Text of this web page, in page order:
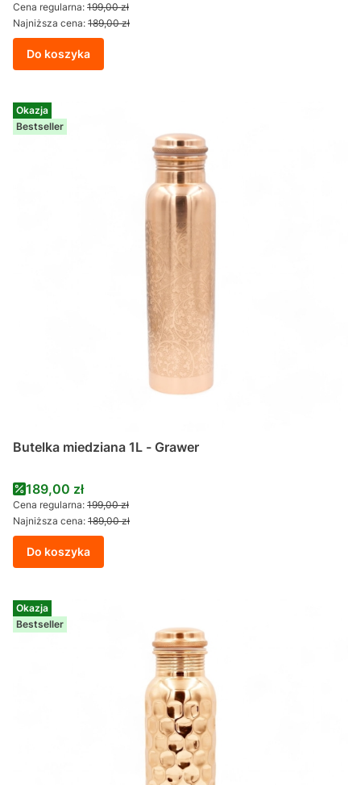
Cena regularna: 199,00 zł
Najniższa cena: 189,00 zł
Do koszyka
Okazja
Bestseller
Butelka miedziana 1L - Grawer
Cena promocyjna
189,00 zł
Cena regularna: 199,00 zł
Najniższa cena: 189,00 zł
Do koszyka
Okazja
Bestseller